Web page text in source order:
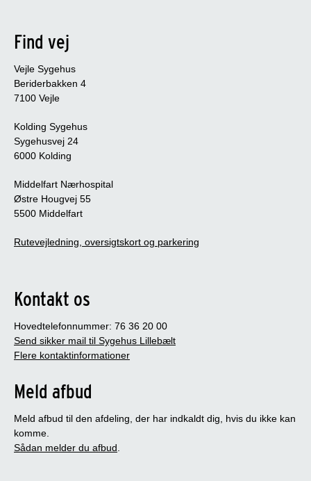
Find vej
Vejle Sygehus
Beriderbakken 4
7100 Vejle
Kolding Sygehus
Sygehusvej 24
6000 Kolding
Middelfart Nærhospital
Østre Hougvej 55
5500 Middelfart
Rutevejledning, oversigtskort og parkering
Kontakt os
Hovedtelefonnummer: 76 36 20 00
Send sikker mail til Sygehus Lillebælt
Flere kontaktinformationer
Meld afbud
Meld afbud til den afdeling, der har indkaldt dig, hvis du ikke kan
komme.
Sådan melder du afbud.